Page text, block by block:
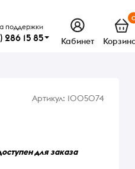
поддержки
15 85 Кабинет
Артикул: 1005074
для заказа